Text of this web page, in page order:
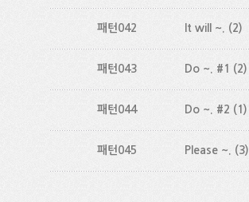
패턴042 It will ~. (2)
패턴043 Do ~. #1 (2)
패턴044 Do ~. #2 (1)
패턴045 Please ~. (3)